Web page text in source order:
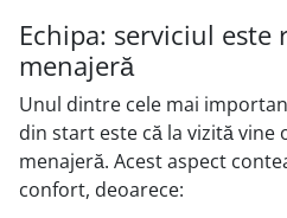
Echipa: serviciul este
menajeră
Unul dintre cele mai
din start este că la vizită vine
menajeră. Acest aspect
confort, deoarece: